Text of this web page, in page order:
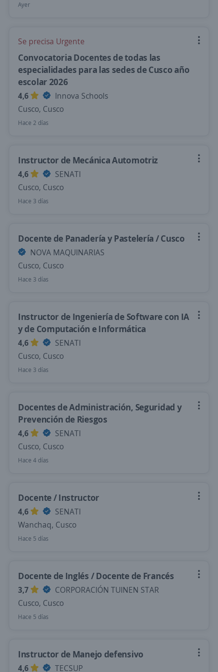
Ayer
Se precisa Urgente
Convocatoria Docentes de todas las
especialidades para las sedes de Cusco año
escolar 2026
4,6
Innova Schools
Cusco, Cusco
Hace 2 días
Instructor de Mecánica Automotriz
4,6
SENATI
Cusco, Cusco
Hace 3 días
Docente de Panadería y Pastelería / Cusco
NOVA MAQUINARIAS
Cusco, Cusco
Hace 3 días
Instructor de Ingeniería de Software con IA
y de Computación e Informática
4,6
SENATI
Cusco, Cusco
Hace 3 días
Docentes de Administración, Seguridad y
Prevención de Riesgos
4,6
SENATI
Cusco, Cusco
Hace 4 días
Docente / Instructor
4,6
SENATI
Wanchaq, Cusco
Hace 5 días
Docente de Inglés / Docente de Francés
3,7
CORPORACIÓN TUINEN STAR
Cusco, Cusco
Hace 5 días
Instructor de Manejo defensivo
4,6 TECSUP